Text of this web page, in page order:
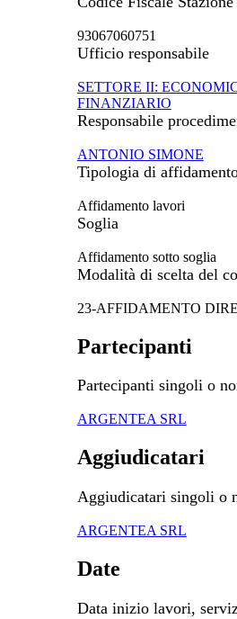
93067060751
Ufficio responsabile
SETTORE II:
FINANZIARIO
Responsabile
ANTONIO SIMONE
Tipologia di
Affidamento lavori
Soglia
Affidamento sotto soglia
Modalità di scelta del
23-AFFIDAMENTO
Partecipanti
Partecipanti singoli o
ARGENTEA SRL
Aggiudicatari
Aggiudicatari singoli o
ARGENTEA SRL
Date
Data inizio lavori,